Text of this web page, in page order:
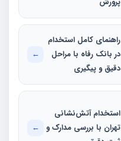
راهنمای کامل استخدام
در بانک رفاه با مراحل
دقیق و پیگیری
←
استخدام آتش‌نشانی
تهران با بررسی مدارک و
←